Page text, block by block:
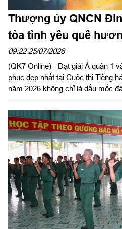
Thượng úy QNCN
tỏa tình yêu quê
Bolero
09:22 25/07/2026
(QK7 Online) - Đạt giải Á quân 1
phục đẹp nhất tại Cuộc thi Tiếng
năm 2026 không chỉ là dấu mốc
Văn công Quân khu 7, mà còn là
làm công tác văn hóa, văn nghệ